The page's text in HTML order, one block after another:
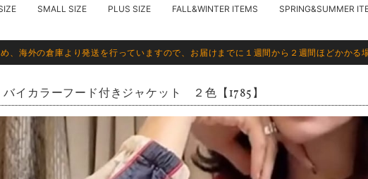
SMALL SIZE PLUS SIZE FALL&WINTER ITEMS SPRING&SUMMER
、海外の倉庫より発送を行っていますので、お届けまでに１週間から２週間ほどかかる
バイカラーフード付きジャケット ２色【1785】